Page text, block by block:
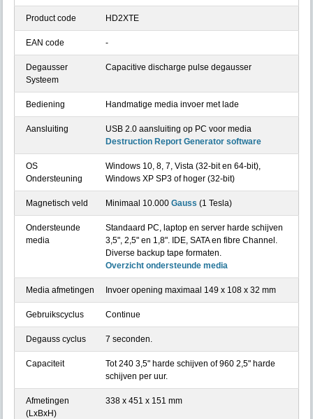
Product code HD2XTE
EAN code -
Degausser
Systeem
Capacitive discharge pulse degausser
Bediening Handmatige media invoer met lade
Aansluiting
USB 2.0 aansluiting op PC voor media
Destruction Report Generator software
OS
Ondersteuning
Windows 10, 8, 7, Vista (32-bit en 64-bit),
Windows XP SP3 of hoger (32-bit)
Magnetisch veld Minimaal 10.000 Gauss (1 Tesla)
Ondersteunde
media
Standaard PC, laptop en server harde schijven
3,5", 2,5" en 1,8". IDE, SATA en fibre Channel.
Diverse backup tape formaten.
Overzicht ondersteunde media
Media afmetingen Invoer opening maximaal 149 x 108 x 32 mm
Gebruikscyclus Continue
Degauss cyclus 7 seconden.
Capaciteit
Tot 240 3,5" harde schijven of 960 2,5" harde
schijven per uur.
Afmetingen
(LxBxH)
338 x 451 x 151 mm